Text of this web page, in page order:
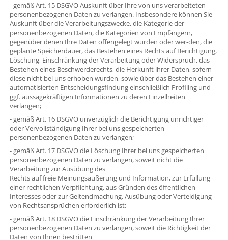
- gemäß Art. 15 DSGVO Auskunft über Ihre von uns verarbeiteten
personenbezogenen Daten zu verlangen. Insbesondere können Sie
Auskunft über die Verarbeitungszwecke, die Kategorie der
personenbezogenen Daten, die Kategorien von Empfängern,
gegenüber denen Ihre Daten offengelegt wurden oder wer-den, die
geplante Speicherdauer, das Bestehen eines Rechts auf Berichtigung,
Löschung, Einschränkung der Verarbeitung oder Widerspruch, das
Bestehen eines Beschwerderechts, die Herkunft ihrer Daten, sofern
diese nicht bei uns erhoben wurden, sowie über das Bestehen einer
automatisierten Entscheidungsfindung einschließlich Profiling und
ggf. aussagekräftigen Informationen zu deren Einzelheiten
verlangen;
- gemäß Art. 16 DSGVO unverzüglich die Berichtigung unrichtiger
oder Vervollständigung Ihrer bei uns gespeicherten
personenbezogenen Daten zu verlangen;
- gemäß Art. 17 DSGVO die Löschung Ihrer bei uns gespeicherten
personenbezogenen Daten zu verlangen, soweit nicht die
Verarbeitung zur Ausübung des
Rechts auf freie Meinungsäußerung und Information, zur Erfüllung
einer rechtlichen Verpflichtung, aus Gründen des öffentlichen
Interesses oder zur Geltendmachung, Ausübung oder Verteidigung
von Rechtsansprüchen erforderlich ist;
- gemäß Art. 18 DSGVO die Einschränkung der Verarbeitung Ihrer
personenbezogenen Daten zu verlangen, soweit die Richtigkeit der
Daten von Ihnen bestritten